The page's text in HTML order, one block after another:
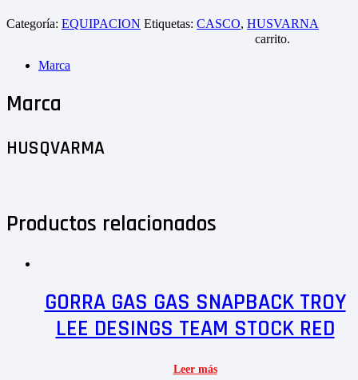
carrito.
Categoría: EQUIPACION Etiquetas: CASCO, HUSVARNA
Marca
Marca
HUSQVARMA
Productos relacionados
GORRA GAS GAS SNAPBACK TROY
LEE DESINGS TEAM STOCK RED
Leer más